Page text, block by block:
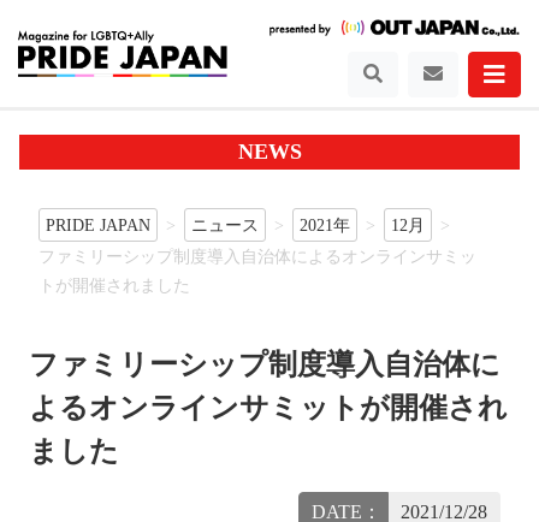
NEWS
PRIDE JAPAN ニュース 2021年
12月
ファミリーシップ制度導入自治体によるオンラインサミッ
トが開催されました
ファミリーシップ制度導入自治体に
よるオンラインサミットが開催され
ました
DATE：
2021/12/28